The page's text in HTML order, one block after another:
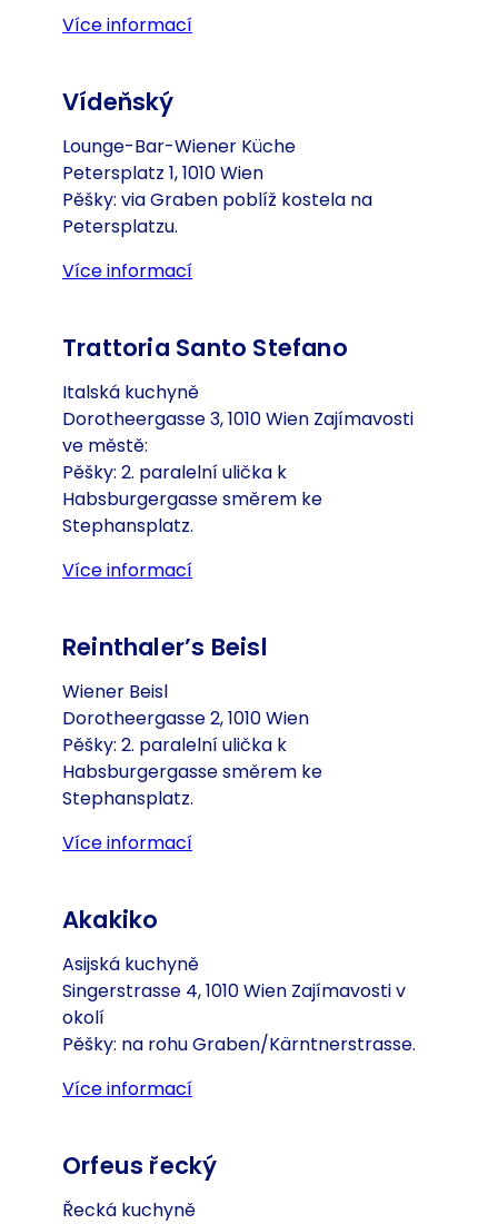
Více informací
Vídeňský
Lounge-Bar-Wiener Küche
Petersplatz 1, 1010 Wien
Pěšky: via Graben poblíž kostela na
Petersplatzu.
Více informací
Trattoria Santo Stefano
Italská kuchyně
Dorotheergasse 3, 1010 Wien Zajímavosti
ve městě:
Pěšky: 2. paralelní ulička k
Habsburgergasse směrem ke
Stephansplatz.
Více informací
Reinthaler’s Beisl
Wiener Beisl
Dorotheergasse 2, 1010 Wien
Pěšky: 2. paralelní ulička k
Habsburgergasse směrem ke
Stephansplatz.
Více informací
Akakiko
Asijská kuchyně
Singerstrasse 4, 1010 Wien Zajímavosti v
okolí
Pěšky: na rohu Graben/Kärntnerstrasse.
Více informací
Orfeus řecký
Řecká kuchyně